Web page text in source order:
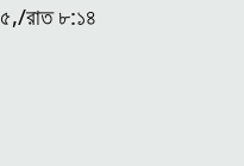
রাত ৮:১৪